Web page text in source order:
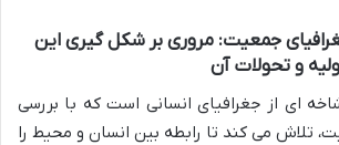
جمعیت: مروری بر شکل گیری این
و تحولات آن
ای از جغرافیای انسانی است که با بررسی
تلاش می کند تا رابطه بین انسان و محیط را